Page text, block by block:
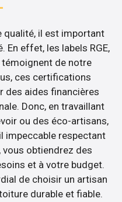
qualité, il est important
En effet, les labels RGE,
témoignent de notre
ces certifications
des aides financières
Donc, en travaillant
ou des éco-artisans,
impeccable respectant
vous obtiendrez des
et à votre budget.
de choisir un artisan
durable et fiable.